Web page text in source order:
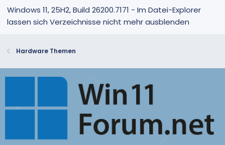
Windows 11, 25H2, Build 26200.7171 - Im Datei-Explorer
lassen sich Verzeichnisse nicht mehr ausblenden
Hardware Themen